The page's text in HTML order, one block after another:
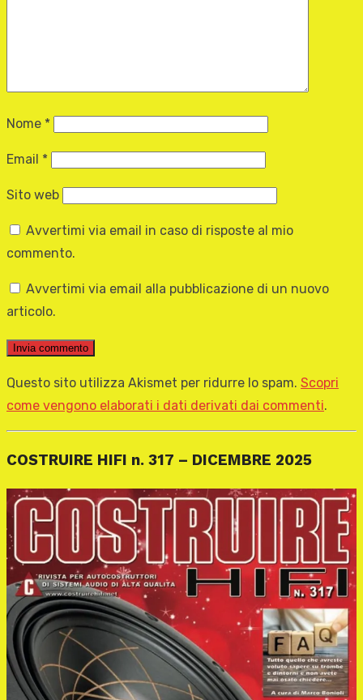
Nome *
Email *
Sito web
Avvertimi via email in caso di risposte al mio
commento.
Avvertimi via email alla pubblicazione di un nuovo
articolo.
Questo sito utilizza Akismet per ridurre lo spam. Scopri
come vengono elaborati i dati derivati dai commenti.
COSTRUIRE HIFI n. 317 – DICEMBRE 2025